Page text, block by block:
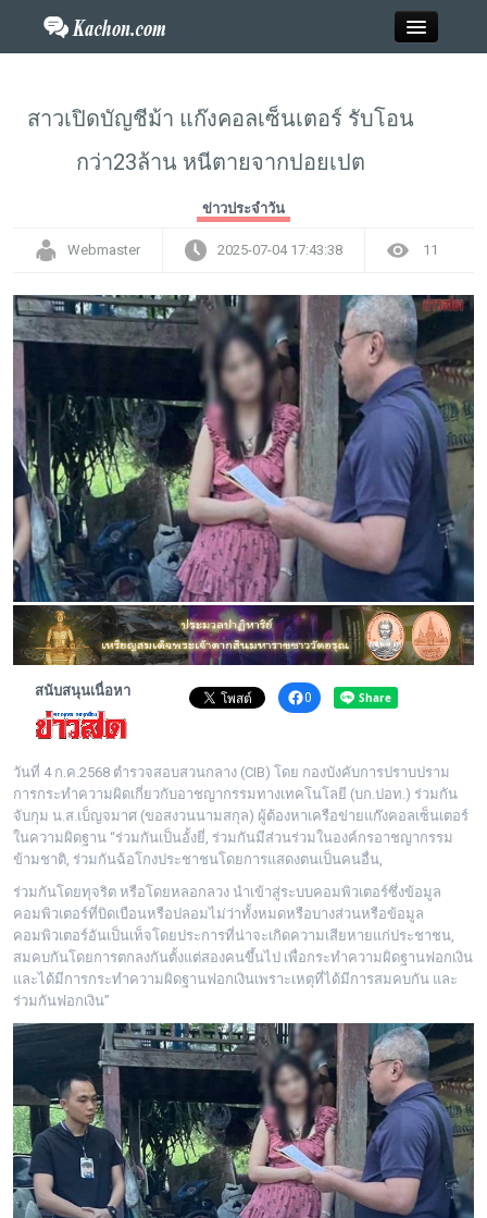
Home
วาไรตี้
ไลฟ์สไตล์
สังคมออนไลน์
พระดอทกะฉ่อน
กะฉ่อนช้อปปิ้ง
ติดต่อ
สาวเปิดบัญชีม้า แก๊งคอลเซ็นเตอร์ รับโอน
กว่า23ล้าน หนีตายจากปอยเปต
ข่าวประจำวัน
Webmaster 2025-07-04 17:43:38 11
สนับสนุนเนื่อหา 0
วันที่ 4 ก.ค.2568 ตำรวจสอบสวนกลาง (CIB) โดย กองบังคับการปราบปราม
การกระทำความผิดเกี่ยวกับอาชญากรรมทางเทคโนโลยี (บก.ปอท.) ร่วมกัน
จับกุม น.ส.เบ็ญจมาศ (ขอสงวนนามสกุล) ผู้ต้องหาเครือข่ายแก๊งคอลเซ็นเตอร์
ในความผิดฐาน “ร่วมกันเป็นอั้งยี่, ร่วมกันมีส่วนร่วมในองค์กรอาชญากรรม
ข้ามชาติ, ร่วมกันฉ้อโกงประชาชนโดยการแสดงตนเป็นคนอื่น,
ร่วมกันโดยทุจริต หรือโดยหลอกลวง นําเข้าสู่ระบบคอมพิวเตอร์ซึ่งข้อมูล
คอมพิวเตอร์ที่บิดเบือนหรือปลอมไม่ว่าทั้งหมดหรือบางส่วนหรือข้อมูล
คอมพิวเตอร์อันเป็นเท็จโดยประการที่น่าจะเกิดความเสียหายแก่ประชาชน,
สมคบกันโดยการตกลงกันตั้งแต่สองคนขึ้นไป เพื่อกระทำความผิดฐานฟอกเงิน
และได้มีการกระทำความผิดฐานฟอกเงินเพราะเหตุที่ได้มีการสมคบกัน และ
ร่วมกันฟอกเงิน”